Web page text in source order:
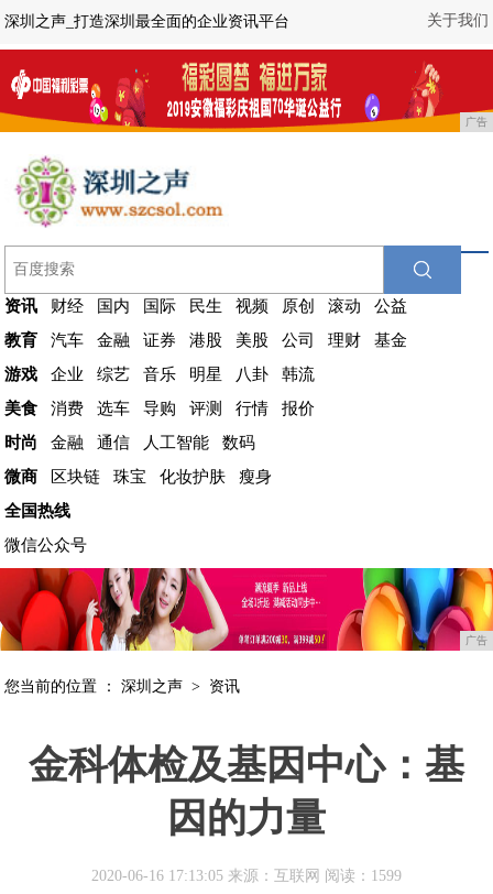
关于我们
深圳之声_打造深圳最全面的企业资讯平台
广告
资讯 财经 国内 国际 民生 视频 原创 滚动
公益
教育
汽车 金融 证券 港股 美股 公司 理财
基金
游戏
企业 综艺 音乐 明星 八卦
韩流
美食
消费 选车 导购 评测 行情
报价
时尚
金融 通信 人工智能
数码
微商
区块链 珠宝 化妆护肤
瘦身
全国热线
微信公众号
广告
您当前的位置 ：深圳之声 > 资讯
金科体检及基因中心：基
因的力量
2020-06-16 17:13:05 来源：互联网 阅读：1599